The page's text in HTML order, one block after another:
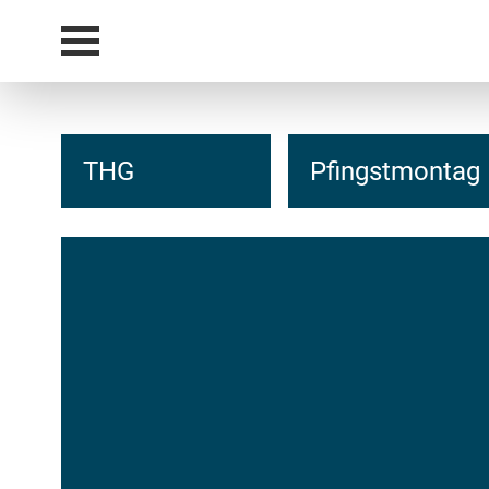
THG Pfingstmontag